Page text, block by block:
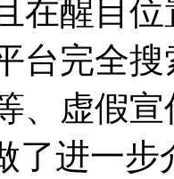
在醒目
台完全
、虚假
了进一